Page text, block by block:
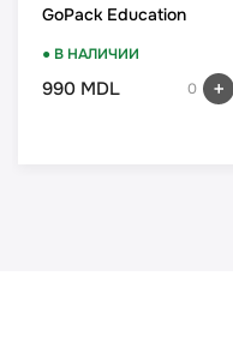
GoPack Education
● В НАЛИЧИИ
990 MDL 0